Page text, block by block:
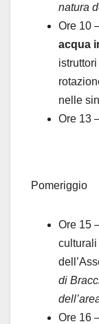
natura
Ore 10
acqua
nelle
Ore 13
Pomeriggio
Ore 15
culturali
di
Ore 16